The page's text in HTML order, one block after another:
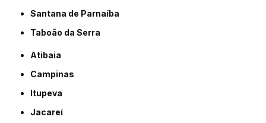
Santana de Parnaíba
Taboão da Serra
Atibaia
Campinas
Itupeva
Jacareí